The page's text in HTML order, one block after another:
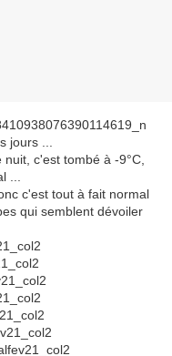
jours ...
c'est tombé à -9°C,
...
c'est tout à fait normal
qui semblent dévoiler